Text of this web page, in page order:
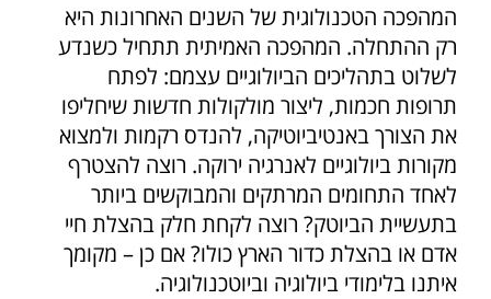
המהפכה הטכנולוגית של השנים האחרונות היא
רק ההתחלה. המהפכה האמיתית תתחיל כשנדע
לשלוט בתהליכים הביולוגיים עצמם: לפתח
תרופות חכמות, ליצור מולקולות חדשות שיחליפו
את הצורך באנטיביוטיקה, להנדס רקמות ולמצוא
מקורות ביולוגיים לאנרגיה ירוקה. רוצה להצטרף
לאחד התחומים המרתקים והמבוקשים ביותר
בתעשיית הביוטק? רוצה לקחת חלק בהצלת חיי
אדם או בהצלת כדור הארץ כולו? אם כן – מקומך
איתנו בלימודי ביולוגיה וביוטכנולוגיה.